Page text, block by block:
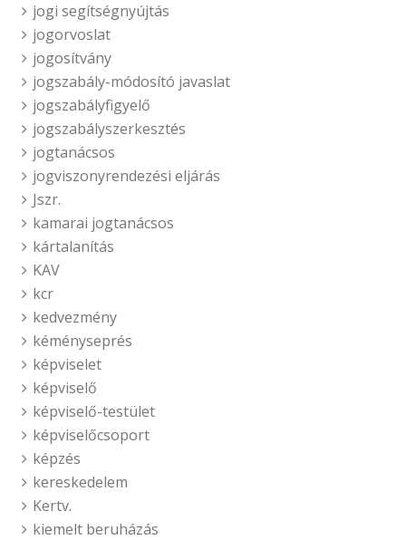
jogi segítségnyújtás
jogorvoslat
jogosítvány
jogszabály-módosító javaslat
jogszabályfigyelő
jogszabályszerkesztés
jogtanácsos
jogviszonyrendezési eljárás
Jszr.
kamarai jogtanácsos
kártalanítás
KAV
kcr
kedvezmény
kéményseprés
képviselet
képviselő
képviselő-testület
képviselőcsoport
képzés
kereskedelem
Kertv.
kiemelt beruházás